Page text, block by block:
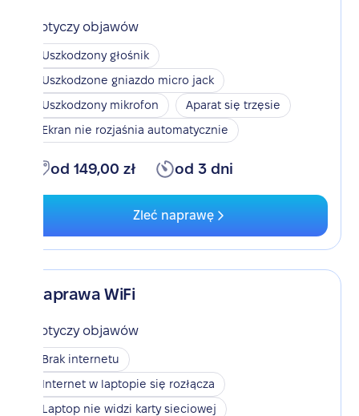
Dotyczy objawów
Uszkodzony głośnik
Uszkodzone gniazdo micro jack
Uszkodzony mikrofon
Aparat się trzęsie
Ekran nie rozjaśnia automatycznie
od 149,00 zł od 3 dni
Zleć naprawę
Naprawa WiFi
Dotyczy objawów
Brak internetu
Internet w laptopie się rozłącza
Laptop nie widzi karty sieciowej